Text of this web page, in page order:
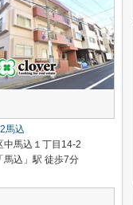
馬込
中馬込１丁目14-2
馬込」駅 徒歩7分